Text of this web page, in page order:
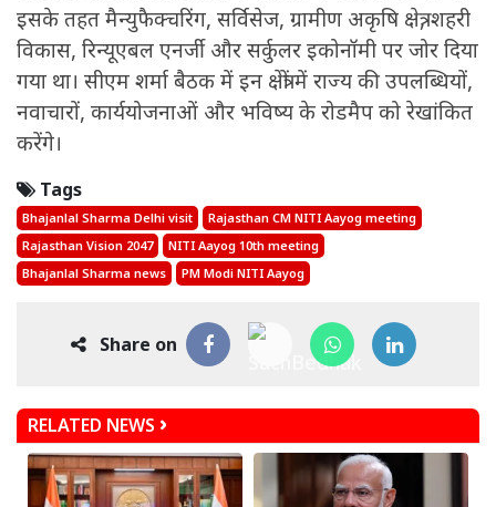
इसके तहत मैन्युफैक्चरिंग, सर्विसेज, ग्रामीण अकृषि क्षेत्र, शहरी
विकास, रिन्यूएबल एनर्जी और सर्कुलर इकोनॉमी पर जोर दिया
गया था। सीएम शर्मा बैठक में इन क्षेत्रों में राज्य की उपलब्धियों,
नवाचारों, कार्ययोजनाओं और भविष्य के रोडमैप को रेखांकित
करेंगे।
Tags
Bhajanlal Sharma Delhi visit
Rajasthan CM NITI Aayog meeting
Rajasthan Vision 2047
NITI Aayog 10th meeting
Bhajanlal Sharma news
PM Modi NITI Aayog
Share on
RELATED NEWS